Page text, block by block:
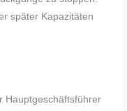
später Kapazitäten
Hauptgeschäftsführer